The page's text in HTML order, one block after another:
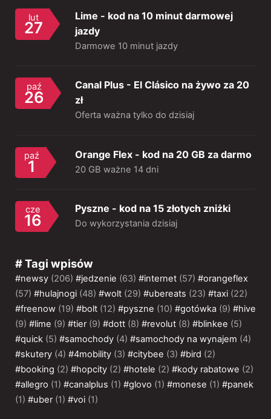
lut
27
Lime - kod na 10 minut darmowej
jazdy
Darmowe 10 minut jazdy
paź
26
Canal Plus - El Clásico na żywo za 20
zł
Oferta ważna tylko do dzisiaj
paź
1
Orange Flex - kod na 20 GB za darmo
20 GB ważne 14 dni
cze
16
Pyszne - kod na 15 złotych zniżki
Do wykorzystania dzisiaj
# Tagi wpisów
#newsy (206) #jedzenie (63) #internet (57) #orangeflex
(57) #hulajnogi (48) #wolt (29) #ubereats (23) #taxi (22)
#freenow (19) #bolt (12) #pyszne (10) #gotówka (9) #hive
(9) #lime (9) #tier (9) #dott (8) #revolut (8) #blinkee (5)
#quick (5) #samochody (4) #samochody na wynajem (4)
#skutery (4) #4mobility (3) #citybee (3) #bird (2)
#booking (2) #hopcity (2) #hotele (2) #kody rabatowe (2)
#allegro (1) #canalplus (1) #glovo (1) #monese (1) #panek
(1) #uber (1) #voi (1)